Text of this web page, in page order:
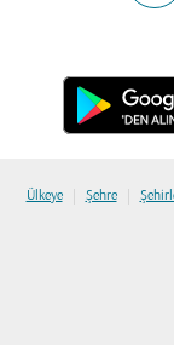
Ülkeye | Şehre |